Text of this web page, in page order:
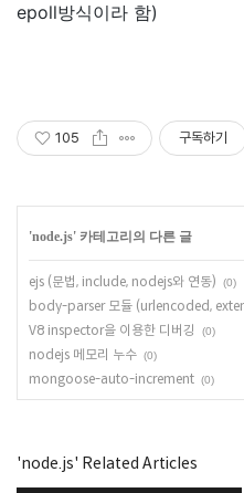
epoll방식이라 함)
105 구독하기
'node.js' 카테고리의 다른 글
ejs (문법, include, nodejs와 연동) (0)
body-parser 모듈 (urlencoded,
V8 inspector을 이용한 디버깅 (0)
nodejs 메모리 누수 (0)
mongoose-auto-increment (0)
'node.js' Related Articles